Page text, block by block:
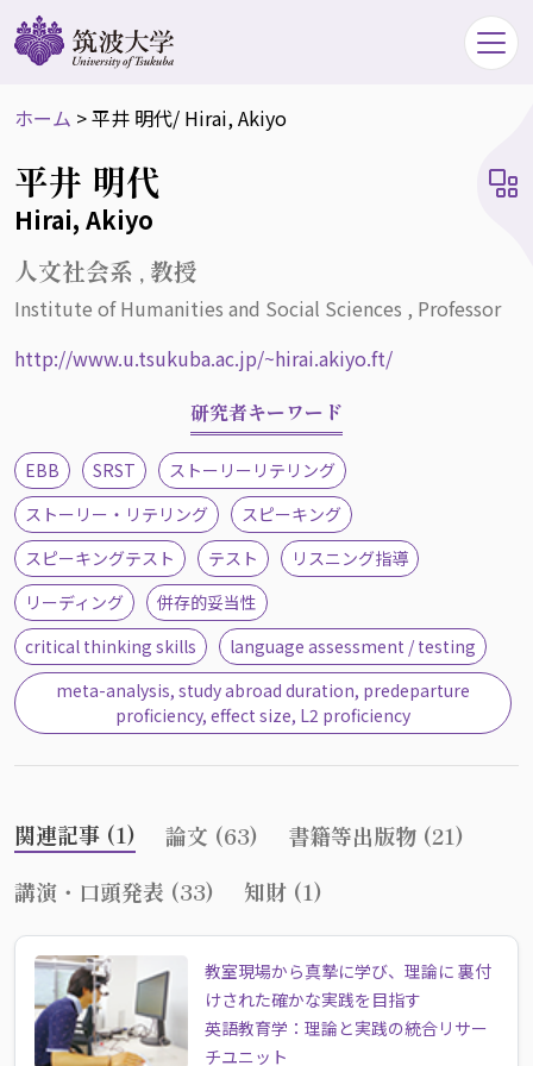
ホーム >平井 明代/ Hirai, Akiyo
平井 明代
Hirai, Akiyo
人文社会系 , 教授
Institute of Humanities and Social Sciences , Professor
http://www.u.tsukuba.ac.jp/~hirai.akiyo.ft/
研究者キーワード
EBB SRST
ストーリーリテリング
ストーリー・リテリング
スピーキング
スピーキングテスト
テスト
リスニング指導
リーディング
併存的妥当性
critical thinking skills
language assessment / testing
meta-analysis, study abroad duration, predeparture
proficiency, effect size, L2 proficiency
関連記事 (1) 論文 (63)
書籍等出版物 (21)
講演・口頭発表 (33)
知財 (1)
教室現場から真摯に学び、理論に 裏付
けされた確かな実践を目指す
英語教育学：理論と実践の統合リサー
チユニット